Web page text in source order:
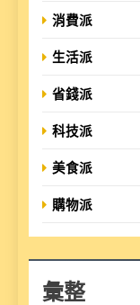
消費派
生活派
省錢派
科技派
美食派
購物派
彙整